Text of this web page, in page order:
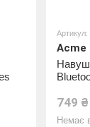
Acme
749 ₴
Немає